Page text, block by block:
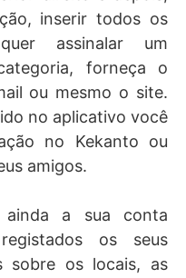
inserir todos os
assinalar um
forneça o
ou mesmo o site.
no aplicativo você
no Kekanto ou
amigos.
a sua conta
os seus
sobre os locais, as